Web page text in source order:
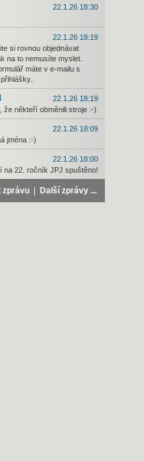
22.1.26 18:30
22.1.26 18:19
si rovnou objednávat
na to nemusíte myslet.
máte v e-mailu s
22.1.26 18:19
že někteří obměnili stroje :-)
22.1.26 18:09
jména :-)
22.1.26 18:00
na 22. ročník JPJ spuštěno!
zprávu Další zprávy ...